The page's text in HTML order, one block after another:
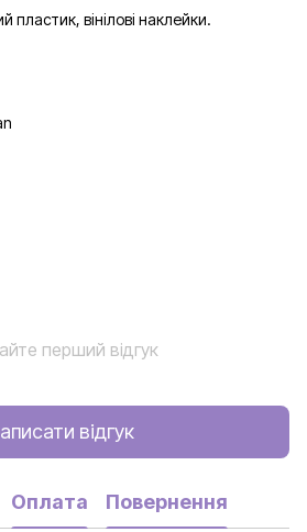
пластик, вінілові наклейки.
перший відгук
відгук
Оплата Повернення